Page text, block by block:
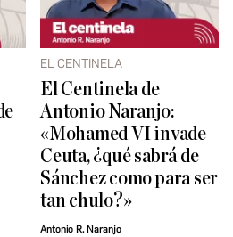
EL CENTINELA
El Centinela de
Antonio Naranjo:
«Mohamed VI invade
Ceuta, ¿qué sabrá de
Sánchez como para ser
tan chulo?»
Antonio R. Naranjo